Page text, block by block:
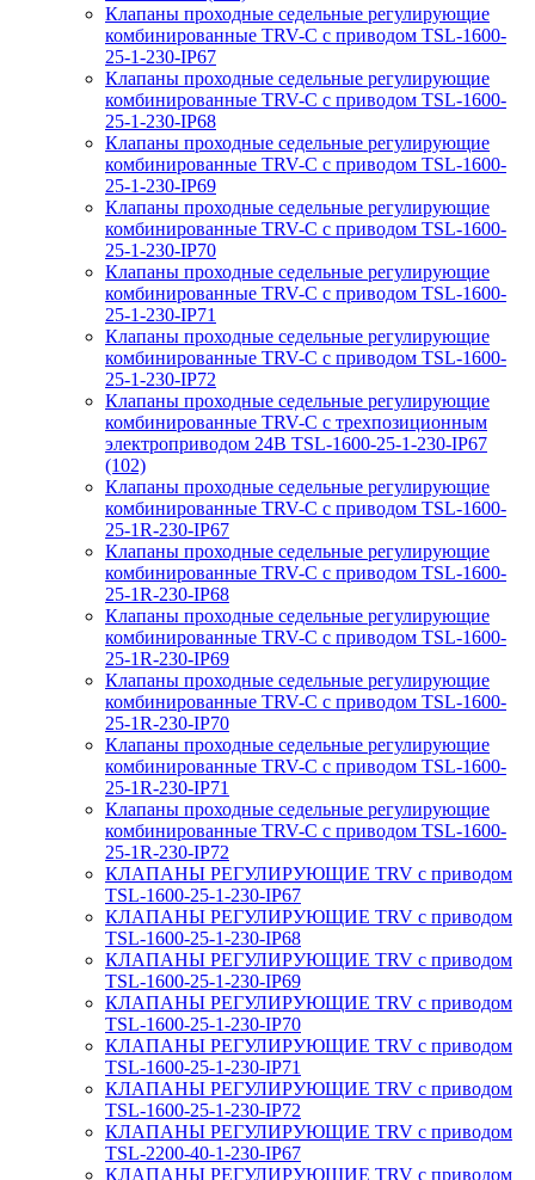
Клапаны проходные седельные регулирующие
комбинированные TRV-С с приводом TSL-1600-
25-1-230-IP67
Клапаны проходные седельные регулирующие
комбинированные TRV-С с приводом TSL-1600-
25-1-230-IP68
Клапаны проходные седельные регулирующие
комбинированные TRV-С с приводом TSL-1600-
25-1-230-IP69
Клапаны проходные седельные регулирующие
комбинированные TRV-С с приводом TSL-1600-
25-1-230-IP70
Клапаны проходные седельные регулирующие
комбинированные TRV-С с приводом TSL-1600-
25-1-230-IP71
Клапаны проходные седельные регулирующие
комбинированные TRV-С с приводом TSL-1600-
25-1-230-IP72
Клапаны проходные седельные регулирующие
комбинированные TRV-С с трехпозиционным
электроприводом 24В TSL-1600-25-1-230-IP67
(102)
Клапаны проходные седельные регулирующие
комбинированные TRV-С с приводом TSL-1600-
25-1R-230-IP67
Клапаны проходные седельные регулирующие
комбинированные TRV-С с приводом TSL-1600-
25-1R-230-IP68
Клапаны проходные седельные регулирующие
комбинированные TRV-С с приводом TSL-1600-
25-1R-230-IP69
Клапаны проходные седельные регулирующие
комбинированные TRV-С с приводом TSL-1600-
25-1R-230-IP70
Клапаны проходные седельные регулирующие
комбинированные TRV-С с приводом TSL-1600-
25-1R-230-IP71
Клапаны проходные седельные регулирующие
комбинированные TRV-С с приводом TSL-1600-
25-1R-230-IP72
КЛАПАНЫ РЕГУЛИРУЮЩИЕ TRV с приводом
TSL-1600-25-1-230-IP67
КЛАПАНЫ РЕГУЛИРУЮЩИЕ TRV с приводом
TSL-1600-25-1-230-IP68
КЛАПАНЫ РЕГУЛИРУЮЩИЕ TRV с приводом
TSL-1600-25-1-230-IP69
КЛАПАНЫ РЕГУЛИРУЮЩИЕ TRV с приводом
TSL-1600-25-1-230-IP70
КЛАПАНЫ РЕГУЛИРУЮЩИЕ TRV с приводом
TSL-1600-25-1-230-IP71
КЛАПАНЫ РЕГУЛИРУЮЩИЕ TRV с приводом
TSL-1600-25-1-230-IP72
КЛАПАНЫ РЕГУЛИРУЮЩИЕ TRV с приводом
TSL-2200-40-1-230-IP67
КЛАПАНЫ РЕГУЛИРУЮЩИЕ TRV с приводом